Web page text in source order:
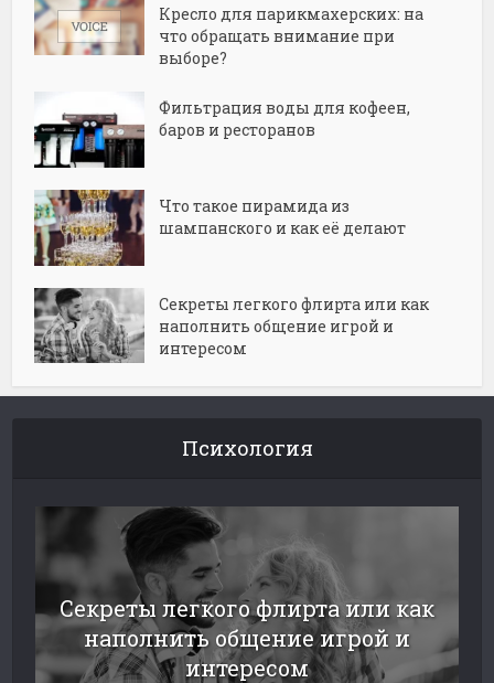
Кресло для парикмахерских: на
что обращать внимание при
выборе?
Фильтрация воды для кофеен,
баров и ресторанов
Что такое пирамида из
шампанского и как её делают
Секреты легкого флирта или как
наполнить общение игрой и
интересом
Психология
Секреты легкого флирта или как
наполнить общение игрой и
интересом